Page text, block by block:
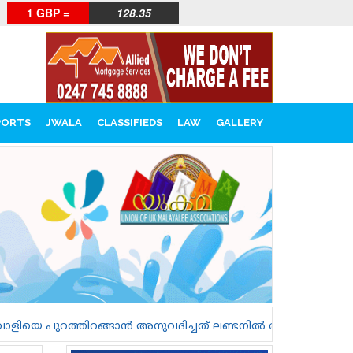
1 GBP = 128.35
JWALA CLASSIFIEDS LAW GALLERY
അനുവദിച്ചത് ലണ്ടനിൽ രണ്ട് സ്ത്രീകളെ